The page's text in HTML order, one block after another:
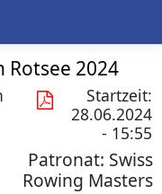
Rotsee 2024
Startzeit:
28.06.2024
- 15:55
Patronat: Swiss
Rowing Masters